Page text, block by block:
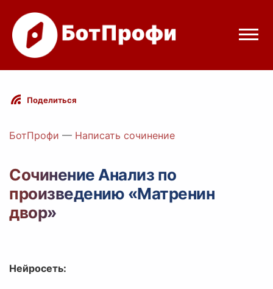
Режимы бота
Цены
Вход с Telegram
Поделиться
БотПрофи — Написать сочинение
Сочинение Анализ по
произведению «Матренин
двор»
Нейросеть: